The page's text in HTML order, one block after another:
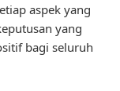
aspek yang
yang
bagi seluruh